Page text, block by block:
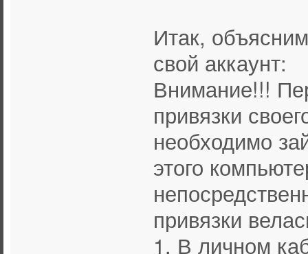
Итак,
свой аккаунт:
Внимание!!!
привязки
необходимо
этого
привязки
1. В личном